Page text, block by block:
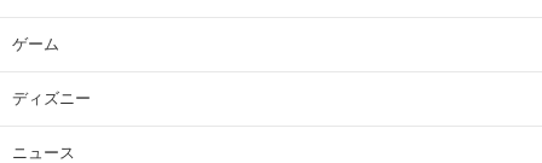
ゲーム
ディズニー
ニュース